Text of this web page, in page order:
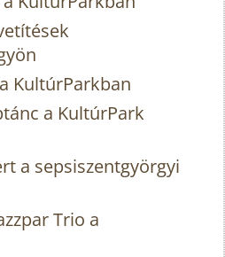
KultúrParkban
a KultúrPark
a sepsiszentgyörgyi
Trio a